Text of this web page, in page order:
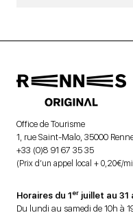
Office de Tourisme
1, rue Saint-Malo, 35000
+33 (0)8 91 67 35 35
(Prix d’un appel local + 0,20€/
Horaires du 1er juillet au 31
Du lundi au samedi de 10h à